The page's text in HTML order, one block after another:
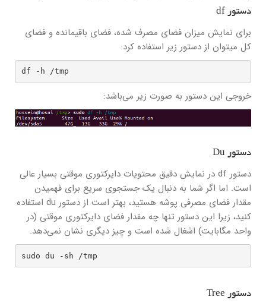
دستور df
برای نمایش میزان فضای مصرف شده، فضای باقیمانده و فضای
کل میتوان از دستور زیر استفاده کرد:
df -h /tmp
خروجی این دستور به صورت زیر می‌باشد:
دستور Du
دستور df در نمایش دقیق محتویات دایرکتوری موقتی بسیار عالی
است. اما اگر شما به دنبال یک جستجوی سریع برای فهمیدن
مقدار فضای مصرفی پوشه هستید، بهتر است از دستور du استفاده
کنید، زیرا این دستور تنها چه مقدار فضای دایرکتوری موقتی (در
واحد مگابایت) اشغال شده است و چیز دیگری نشان نمی‌دهد.
sudo du -sh /tmp
دستور Tree